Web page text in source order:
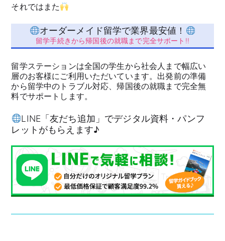
それではまた
オーダーメイド留学で業界最安値！
留学手続きから帰国後の就職まで完全サポート!!
留学ステーションは全国の学生から社会人まで幅広い
層のお客様にご利用いただいています。出発前の準備
から留学中のトラブル対応、帰国後の就職まで完全無
料でサポートします。
LINE「友だち追加」でデジタル資料・パンフ
レットがもらえます♪